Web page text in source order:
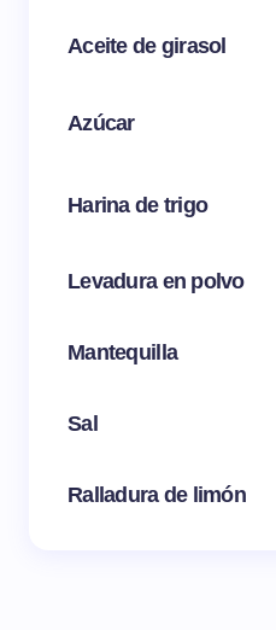
Aceite de girasol
Azúcar
Harina de trigo
Levadura en polvo
Mantequilla
Sal
Ralladura de limón